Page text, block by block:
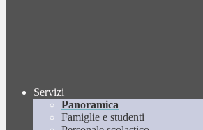
Servizi
Panoramica
Famiglie e studenti